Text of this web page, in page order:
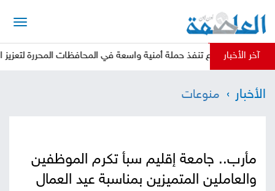
وتحليلات
حقوق
آخر الأخبار
الدفاع تنفذ حملة أمنية واسعة في المحافظات المحررة لتعزيز الأمن
الأخبار منوعات
مأرب.. جامعة إقليم سبأ تكرم الموظفين
والعاملين المتميزين بمناسبة عيد العمال